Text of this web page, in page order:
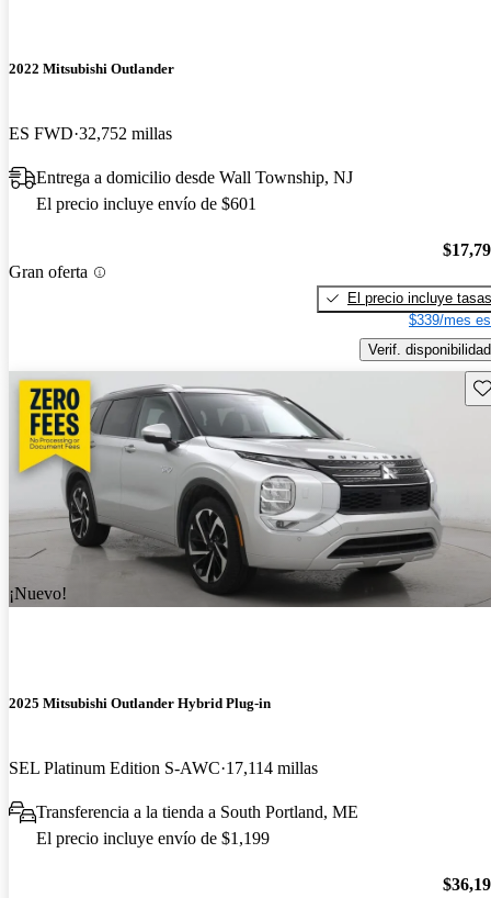
2022 Mitsubishi Outlander
ES FWD 32,752 millas
Entrega a domicilio desde Wall Township, NJ
El precio incluye envío de $601
Gran oferta
El precio incluye tasas
$339/mes
Verif. disponibilidad
¡Nuevo!
2025 Mitsubishi Outlander Hybrid Plug-in
SEL Platinum Edition S-AWC 17,114 millas
Transferencia a la tienda a South Portland, ME
El precio incluye envío de $1,199